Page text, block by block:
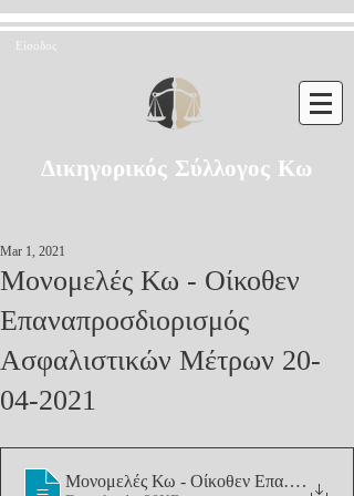
Είσοδος
Δικηγορικός Σύλλογος Κω
Μονομελές Κω - Οίκοθεν
Επαναπροσδιορισμός
Ασφαλιστικών Μέτρων 20-
04-2021
Mar 1, 2021
Μονομελές Κω - Οίκοθεν .